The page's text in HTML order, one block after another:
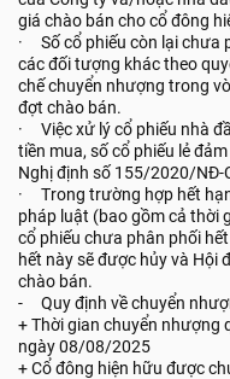
giá chào bán cho cổ đông
· Số cổ phiếu còn lại chưa
các đối tượng khác theo
chế chuyển nhượng trong
đợt chào bán.
· Việc xử lý cổ phiếu nhà
tiền mua, số cổ phiếu lẻ
Nghị định số 155/2020/NĐ-
· Trong trường hợp hết
pháp luật (bao gồm cả thời
cổ phiếu chưa phân phối
hết này sẽ được hủy và Hội
chào bán.
- Quy định về chuyển
+ Thời gian chuyển nhượng
ngày 08/08/2025
+ Cổ đông hiện hữu được